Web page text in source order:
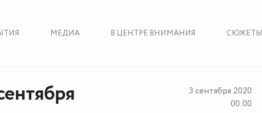
МЕДИА В ЦЕНТРЕ ВНИМАНИЯ СЮЖЕТЫ
3 сентября 2020
00:00